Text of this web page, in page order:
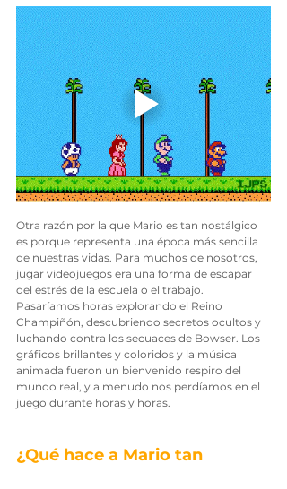
Otra razón por la que Mario es tan nostálgico
es porque representa una época más sencilla
de nuestras vidas. Para muchos de nosotros,
jugar videojuegos era una forma de escapar
del estrés de la escuela o el trabajo.
Pasaríamos horas explorando el Reino
Champiñón, descubriendo secretos ocultos y
luchando contra los secuaces de Bowser. Los
gráficos brillantes y coloridos y la música
animada fueron un bienvenido respiro del
mundo real, y a menudo nos perdíamos en el
juego durante horas y horas.
¿Qué hace a Mario tan